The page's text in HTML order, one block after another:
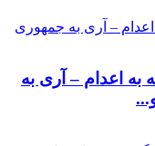
به اعدام – آری به